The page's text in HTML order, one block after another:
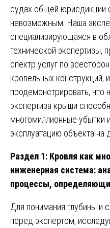
судах общей юрисдикции
невозможным. Наша
специализирующаяся в
технической экспертизы,
спектр услуг по
кровельных конструкций,
продемонстрировать, что
экспертиза крыши
многомиллионные убытки
эксплуатацию объекта на
Раздел 1: Кровля как
инженерная система:
процессы,
Для понимания глубины и
перед экспертом,